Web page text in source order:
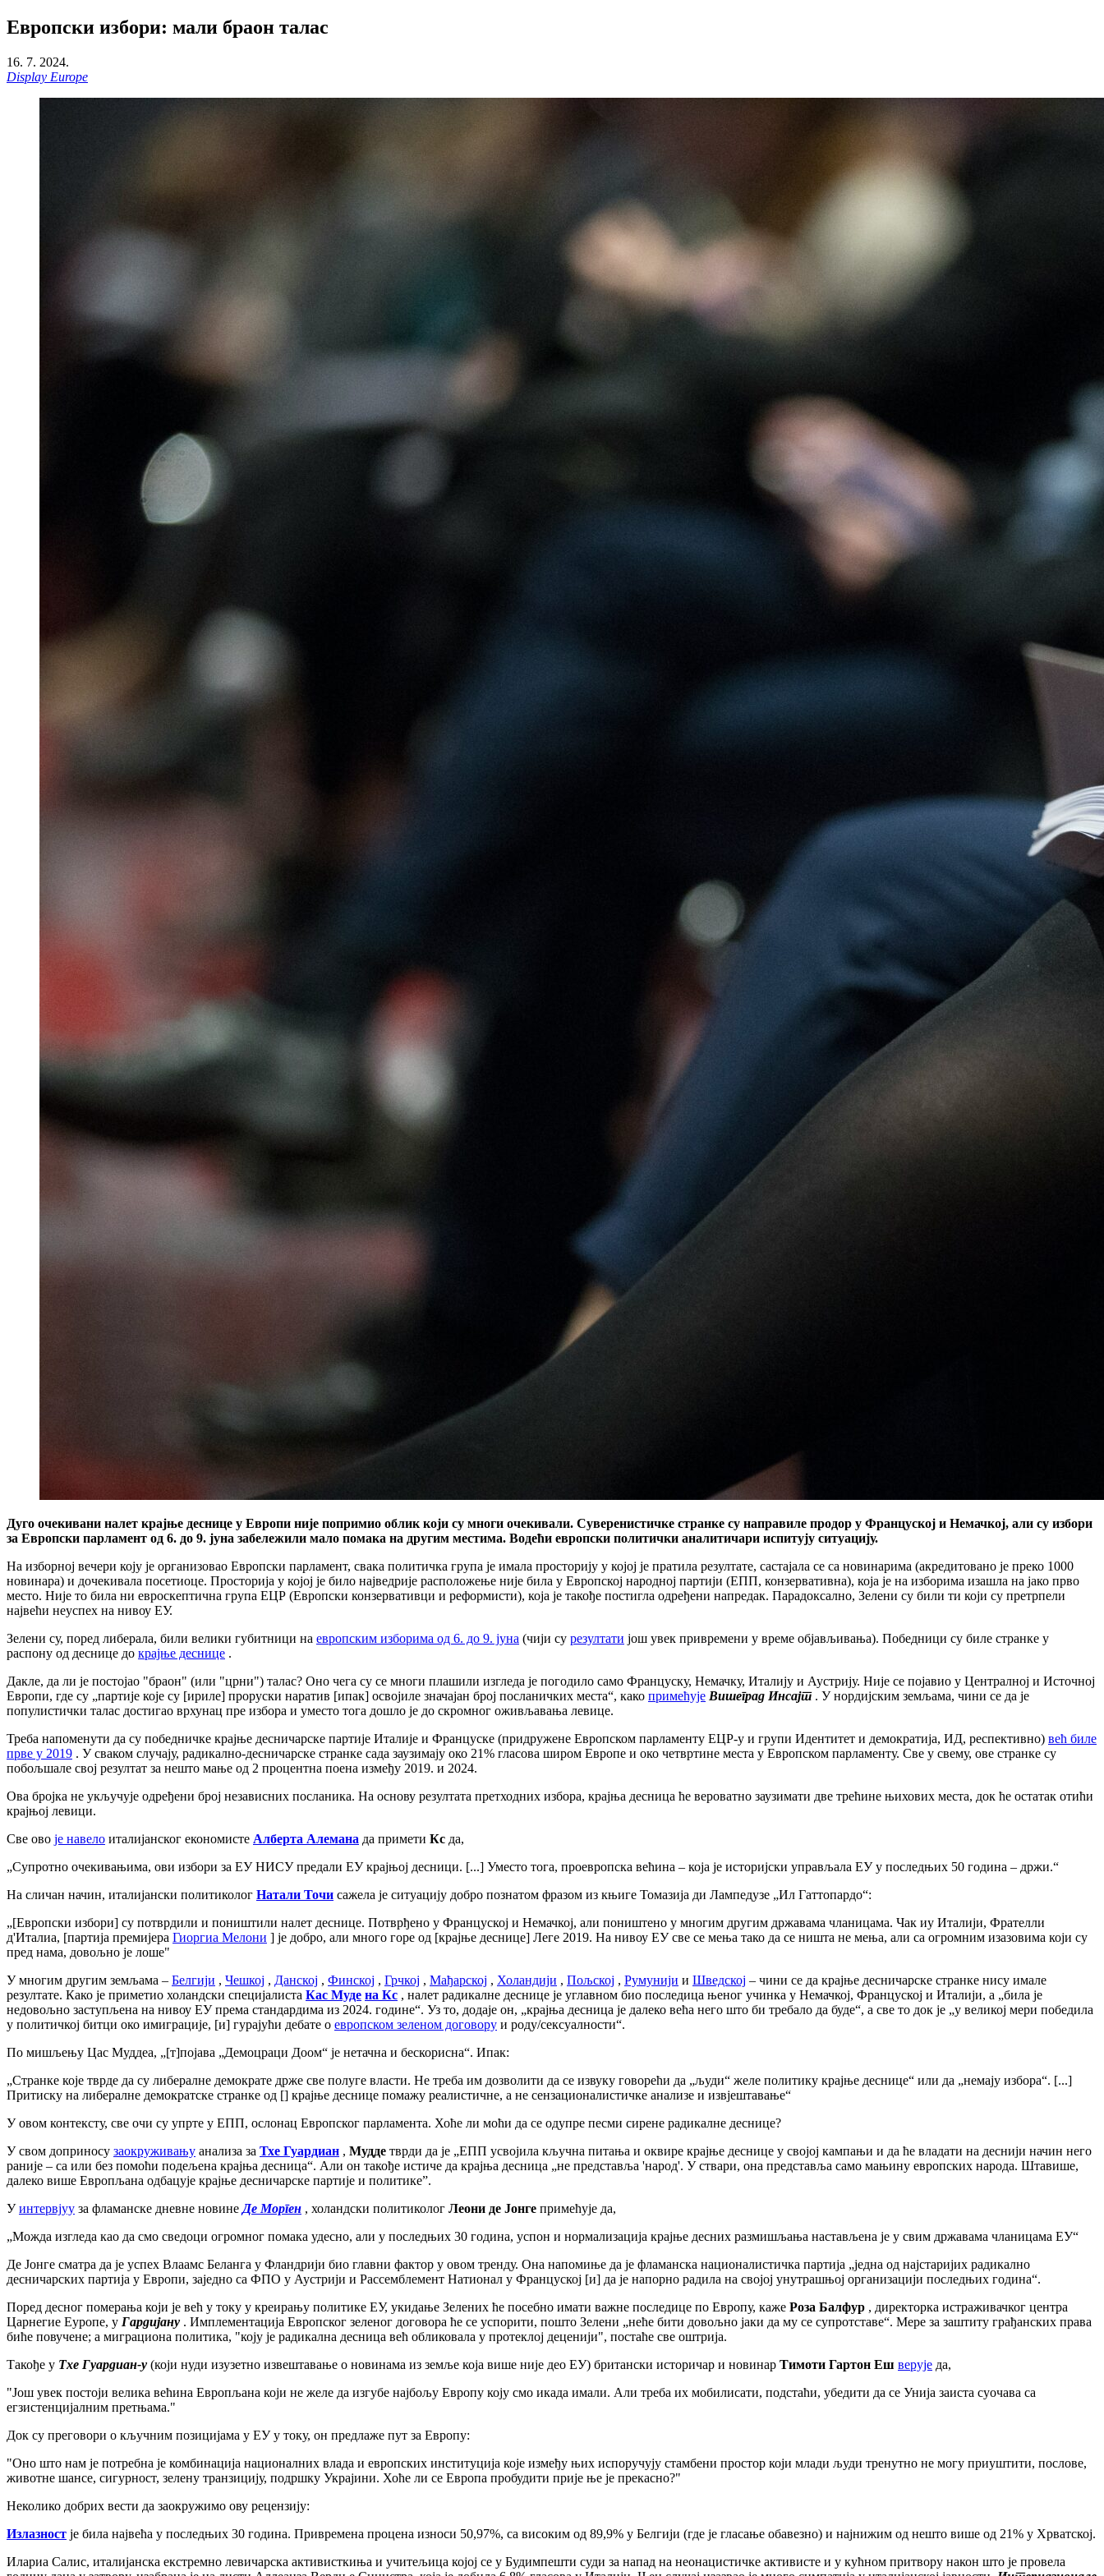
Европски избори: мали браон талас
16. 7. 2024.
Display Europe
Дуго очекивани налет крајње деснице у Европи није попримио облик који су многи очекивали. Суверенистичке странке су направиле продор у Француској и Немачкој, али су избори
за Европски парламент од 6. до 9. јуна забележили мало помака на другим местима. Водећи европски политички аналитичари испитују ситуацију.
На изборној вечери коју је организовао Европски парламент, свака политичка група је имала просторију у којој је пратила резултате, састајала се са новинарима (акредитовано је преко 1000
новинара) и дочекивала посетиоце. Просторија у којој је било најведрије расположење није била у Европској народној партији (ЕПП, конзервативна), која је на изборима изашла на јако прво
место. Није то била ни евроскептична група ЕЦР (Европски конзервативци и реформисти), која је такође постигла одређени напредак. Парадоксално, Зелени су били ти који су претрпели
највећи неуспех на нивоу ЕУ.
Зелени су, поред либерала, били велики губитници на европским изборима од 6. до 9. јуна (чији су резултати још увек привремени у време објављивања). Победници су биле странке у
распону од деснице до крајње деснице .
Дакле, да ли је постојао "браон" (или "црни") талас? Оно чега су се многи плашили изгледа је погодило само Француску, Немачку, Италију и Аустрију. Није се појавио у Централној и Источној
Европи, где су „партије које су [ириле] проруски наратив [ипак] освојиле значајан број посланичких места“, како примећује Вишеград Инсајт. У нордијским земљама, чини се да је
популистички талас достигао врхунац пре избора и уместо тога дошло је до скромног оживљавања левице.
Треба напоменути да су победничке крајње десничарске партије Италије и Француске (придружене Европском парламенту ЕЦР-у и групи Идентитет и демократија, ИД, респективно) већ биле
прве у 2019 . У сваком случају, радикално-десничарске странке сада заузимају око 21% гласова широм Европе и око четвртине места у Европском парламенту. Све у свему, ове странке су
побољшале свој резултат за нешто мање од 2 процентна поена између 2019. и 2024.
Ова бројка не укључује одређени број независних посланика. На основу резултата претходних избора, крајња десница ће вероватно заузимати две трећине њихових места, док ће остатак отићи
крајњој левици.
Све ово је навело италијанског економисте Алберта Алемана да примети Кс да,
„Супротно очекивањима, ови избори за ЕУ ​​НИСУ предали ЕУ крајњој десници. [...] Уместо тога, проевропска већина – која је историјски управљала ЕУ у последњих 50 година – држи.“
На сличан начин, италијански политиколог Натали Точи сажела је ситуацију добро познатом фразом из књиге Томазија ди Лампедузе „Ил Гаттопардо“:
„[Европски избори] су потврдили и поништили налет деснице. Потврђено у Француској и Немачкој, али поништено у многим другим државама чланицама. Чак иу Италији, Фрателли
д'Италиа, [партија премијера Гиоргиа Мелони ] је добро, али много горе од [крајње деснице] Леге 2019. На нивоу ЕУ све се мења тако да се ништа не мења, али са огромним изазовима који су
пред нама, довољно је лоше"
У многим другим земљама – Белгији , Чешкој , Данској , Финској , Грчкој , Мађарској , Холандији , Пољској , Румунији и Шведској – чини се да крајње десничарске странке нису имале
резултате. Како је приметио холандски специјалиста Кас Муде на Кс , налет радикалне деснице је углавном био последица њеног учинка у Немачкој, Француској и Италији, а „била је
недовољно заступљена на нивоу ЕУ према стандардима из 2024. године“. Уз то, додаје он, „крајња десница је далеко већа него што би требало да буде“, а све то док је „у великој мери победила
у политичкој битци око имиграције, [и] гурајући дебате о европском зеленом договору и роду/сексуалности“.
По мишљењу Цас Муддеа, „[т]појава „Демоцраци Доом“ је нетачна и бескорисна“. Ипак:
„Странке које тврде да су либералне демократе држе све полуге власти. Не треба им дозволити да се извуку говорећи да „људи“ желе политику крајње деснице“ или да „немају избора“. [...]
Притиску на либералне демократске странке од [] крајње деснице помажу реалистичне, а не сензационалистичке анализе и извјештавање“
У овом контексту, све очи су упрте у ЕПП, ослонац Европског парламента. Хоће ли моћи да се одупре песми сирене радикалне деснице?
У свом доприносу заокруживању анализа за Тхе Гуардиан , Мудде тврди да је „ЕПП усвојила кључна питања и оквире крајње деснице у својој кампањи и да ће владати на деснији начин него
раније – са или без помоћи подељена крајња десница“. Али он такође истиче да крајња десница „не представља 'народ'. У ствари, она представља само мањину европских народа. Штавише,
далеко више Европљана одбацује крајње десничарске партије и политике”.
Уинтервјуу за фламанске дневне новине Де Морген , холандски политиколог Леони де Јонге примећује да,
„Можда изгледа као да смо сведоци огромног помака удесно, али у последњих 30 година, успон и нормализација крајње десних размишљања настављена је у свим државама чланицама ЕУ“
Де Јонге сматра да је успех Влаамс Беланга у Фландрији био главни фактор у овом тренду. Она напомиње да је фламанска националистичка партија „једна од најстаријих радикално
десничарских партија у Европи, заједно са ФПО у Аустрији и Рассемблемент Натионал у Француској [и] да је напорно радила на својој унутрашњој организацији последњих година“.
Поред десног померања који је већ у току у креирању политике ЕУ, укидање Зелених ће посебно имати важне последице по Европу, каже Роза Балфур , директорка истраживачког центра
Царнегие Еуропе, у Гардијану . Имплементација Европског зеленог договора ће се успорити, пошто Зелени „неће бити довољно јаки да му се супротставе“. Мере за заштиту грађанских права
биће повучене; а миграциона политика, "коју је радикална десница већ обликовала у протеклој деценији", постаће све оштрија.
Такође у Тхе Гуардиан-у (који нуди изузетно извештавање о новинама из земље која више није део ЕУ) британски историчар и новинар Тимоти Гартон Еш верује да,
"Још увек постоји велика већина Европљана који не желе да изгубе најбољу Европу коју смо икада имали. Али треба их мобилисати, подстаћи, убедити да се Унија заиста суочава са
егзистенцијалним претњама."
Док су преговори о кључним позицијама у ЕУ у току, он предлаже пут за Европу:
"Оно што нам је потребна је комбинација националних влада и европских институција које између њих испоручују стамбени простор који млади људи тренутно не могу приуштити, послове,
животне шансе, сигурност, зелену транзицију, подршку Украјини. Хоће ли се Европа пробудити прије ње је прекасно?"
Неколико добрих вести да заокружимо ову рецензију:
Излазност је била највећа у последњих 30 година. Привремена процена износи 50,97%, са високим од 89,9% у Белгији (где је гласање обавезно) и најнижим од нешто више од 21% у Хрватској.
Илариа Салис, италијанска екстремно левичарска активисткиња и учитељица којој се у Будимпешти суди за напад на неонацистичке активисте и у кућном притвору након што је провела